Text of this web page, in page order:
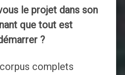
le projet dans son
que tout est
?
complets